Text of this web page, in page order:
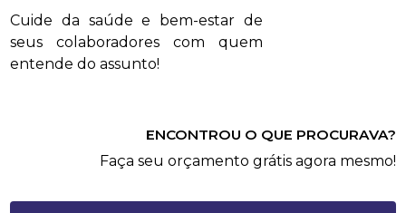
Cuide da saúde e bem-estar de
seus colaboradores com quem
entende do assunto!
ENCONTROU O QUE PROCURAVA?
Faça seu orçamento grátis agora mesmo!